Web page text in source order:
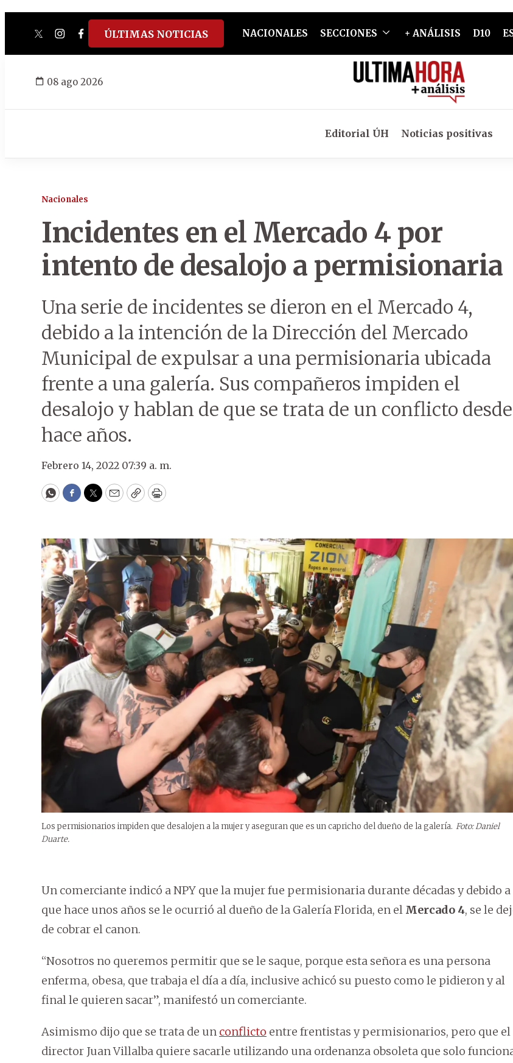
twitterinstagram
facebook
tiktokyoutube
spotify
ÚLTIMAS NOTICIAS NACIONALES SECCIONES + ANÁLISIS D10
08 ago 2026
Editorial ÚH Noticias positivas
Nacionales
Incidentes en el Mercado 4 por
intento de desalojo a permisionaria
Una serie de incidentes se dieron en el Mercado 4,
debido a la intención de la Dirección del Mercado
Municipal de expulsar a una permisionaria ubicada
frente a una galería. Sus compañeros impiden el
desalojo y hablan de que se trata de un conflicto desde
hace años.
Febrero 14, 2022 07:39 a. m.
WhatsApp
Facebook
Twitter
EmailCopyPrint
Los permisionarios impiden que desalojen a la mujer y aseguran que es un capricho del dueño de la galería. Foto: Daniel
Duarte.
Un comerciante indicó a NPY que la mujer fue permisionaria durante décadas y debido a
que hace unos años se le ocurrió al dueño de la Galería Florida, en el Mercado 4, se le
de cobrar el canon.
“Nosotros no queremos permitir que se le saque, porque esta señora es una persona
enferma, obesa, que trabaja el día a día, inclusive achicó su puesto como le pidieron y al
final le quieren sacar”, manifestó un comerciante.
Asimismo dijo que se trata de un conflicto entre frentistas y permisionarios, pero que el
director Juan Villalba quiere sacarle utilizando una ordenanza obsoleta que solo